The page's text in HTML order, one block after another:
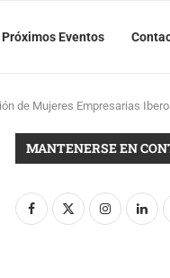
Próximos Eventos
de Mujeres Empresarias
MANTENERSE EN